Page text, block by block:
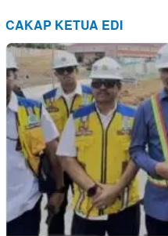
CAKAP KETUA EDI